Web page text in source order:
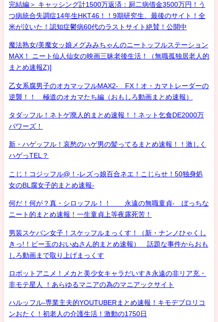
完結編＞ キャッシング計1500万返済：厨二病借金3500万円！う
つ病統合失調症14年生HKT46！！9期研究生、最後のサイト！全
米が泣いた！認知症鬱病60代のラストサイト絶賛！公開中
魔法熟女/美魔女ッ娘メグみみちゃんのニートッフルステーション
MAX！ ニート仙人仙女の映画三昧老後生活！（無職孤独居老人的
まとめ速報Z)]
乙女系腐男子のオカマッフルMAX2- FX！オ・カマトレーダーの
逆襲！！ 極道のオカマたち編（おもしろ動画まとめ速報）
タダッフル！ネトゲ廃人的まとめ速報！！ネット乞食DE2000万
パワーズ！
新・ハゲッフル！哀愁のハゲ男の髪ってるまとめ速報！！激しく
ハゲっTEL？
こじ！コジッフル@！-レズっ娘百合ネエ！こじらせ！50独身処
女のBL腐女子的まとめ速報-
何だ！何が？真・シロッフル！！ 永遠の無職童貞- ぼっちな
ニート的まとめ速報！一生童貞上等夜露死苦！
男装スケバン女子！スケッフルまっくす！（新・ナンノひゃくし
きっ!！ビー玉のおいぬさん的まとめ速報） 話題な事件からおも
しろ動画まで取り上げまっくす
ロボットアニメ！メカと美少女キャラだいすき永遠の非リア充・
非モテ星人 ！あらゆるマニアの為のマニアックサイト
ハルッフル-専業主夫的YOUTUBERまとめ速報！キモデブロリコ
ンおたく！初老人の介護生活！激動の1750日